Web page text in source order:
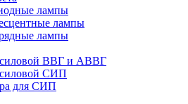
лампы
лампы
лампы
силовой ВВГ и АВВГ
СИП
для СИП